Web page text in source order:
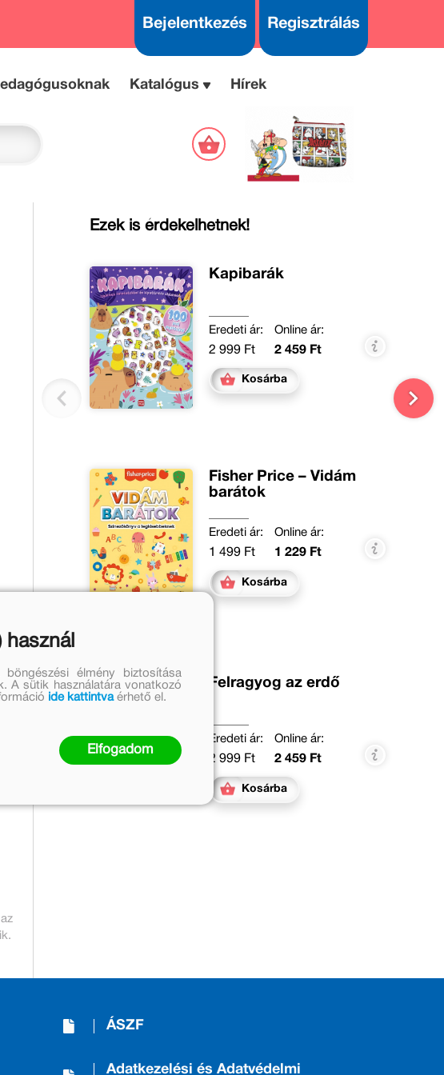
Bejelentkezés Regisztrálás
Katalógus Hírek
Ezek is érdekelhetnek!
Kapibarák
Eredeti ár:
2 999 Ft
Online ár:
2 459 Ft
Kosárba
Fisher Price – Vidám
barátok
Eredeti ár:
1 499 Ft
Online ár:
1 229 Ft
Kosárba
Felragyog az erdő
Eredeti ár:
2 999 Ft
Online ár:
2 459 Ft
Kosárba
ÁSZF
Adatkezelési és Adatvédelmi
élmény biztosítása
A sütik használatára vonatkozó
ide kattintvaérhető el.
Elfogadom